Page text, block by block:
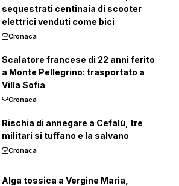
sequestrati centinaia di scooter
elettrici venduti come bici
Cronaca
Scalatore francese di 22 anni ferito
a Monte Pellegrino: trasportato a
Villa Sofia
Cronaca
Rischia di annegare a Cefalù, tre
militari si tuffano e la salvano
Cronaca
Alga tossica a Vergine Maria,